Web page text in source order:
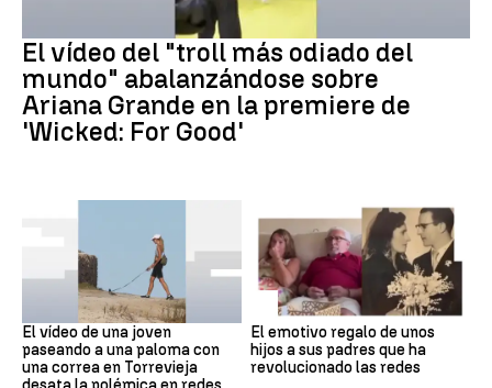
El vídeo del "troll más odiado del
mundo" abalanzándose sobre
Ariana Grande en la premiere de
'Wicked: For Good'
El vídeo de una joven
paseando a una paloma con
una correa en Torrevieja
Video Viral
El emotivo regalo de unos
hijos a sus padres que ha
revolucionado las redes